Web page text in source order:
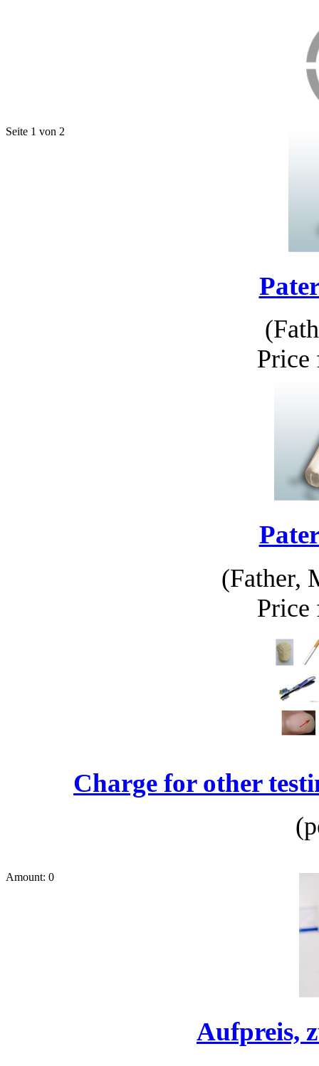
Seite 1 von 2
Price
(Father,
Price
Charge for other
Amount: 0
Aufpreis,